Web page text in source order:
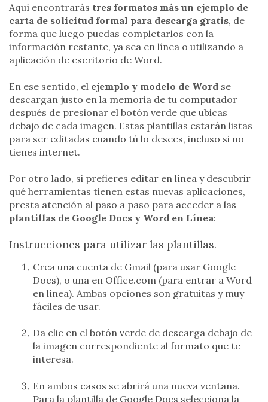
Aquí encontrarás tres formatos más un ejemplo de
carta de solicitud formal para descarga gratis, de
forma que luego puedas completarlos con la
información restante, ya sea en línea o utilizando a
aplicación de escritorio de Word.
En ese sentido, el ejemplo y modelo de Word se
descargan justo en la memoria de tu computador
después de presionar el botón verde que ubicas
debajo de cada imagen. Estas plantillas estarán listas
para ser editadas cuando tú lo desees, incluso si no
tienes internet.
Por otro lado, si prefieres editar en línea y descubrir
qué herramientas tienen estas nuevas aplicaciones,
presta atención al paso a paso para acceder a las
plantillas de Google Docs y Word en Línea:
Instrucciones para utilizar las plantillas.
Crea una cuenta de Gmail (para usar Google
Docs), o una en Office.com (para entrar a Word
en línea). Ambas opciones son gratuitas y muy
fáciles de usar.
Da clic en el botón verde de descarga debajo de
la imagen correspondiente al formato que te
interesa.
En ambos casos se abrirá una nueva ventana.
Para la plantilla de Google Docs selecciona la